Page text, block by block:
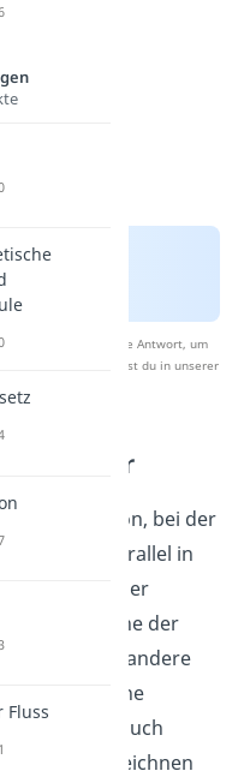
speichern wir deine Antwort, um
Mehr dazu erfährst du in unserer
die Situation, bei der
Platten parallel in
zueinander
sei eine der
positiv, die andere
Eine solche
heißt auch
. Bezeichnen
Fluss